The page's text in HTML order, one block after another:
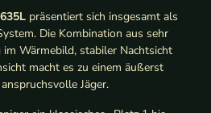
präsentiert sich insgesamt als
Die Kombination aus sehr
Wärmebild, stabiler Nachtsicht
macht es zu einem äußerst
Jäger.